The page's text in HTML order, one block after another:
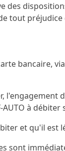
tout
bancaire,
à
et qu'il est
sont